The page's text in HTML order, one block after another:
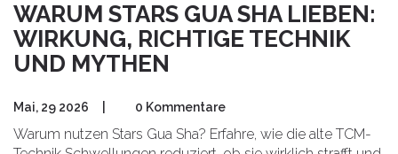
WARUM STARS GUA SHA LIEBEN:
WIRKUNG, RICHTIGE TECHNIK
UND MYTHEN
Mai, 29 2026 0 Kommentare
Warum nutzen Stars Gua Sha? Erfahre, wie die alte TCM-